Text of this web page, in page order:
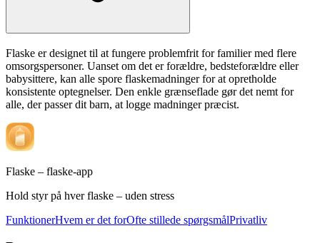
Flaske er designet til at fungere problemfrit for familier med flere
omsorgspersoner. Uanset om det er forældre, bedsteforældre eller
babysittere, kan alle spore flaskemadninger for at opretholde
konsistente optegnelser. Den enkle grænseflade gør det nemt for
alle, der passer dit barn, at logge madninger præcist.
Flaske – flaske-app
Hold styr på hver flaske – uden stress
FunktionerHvem er det forOfte stillede spørgsmålPrivatliv